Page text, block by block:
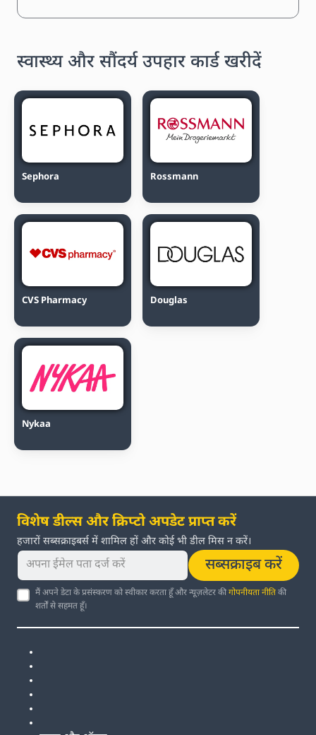
स्वास्थ्य और सौंदर्य उपहार कार्ड खरीदें
Sephora Rossmann
CVS Pharmacy Douglas
Nykaa
विशेष डील्स और क्रिप्टो अपडेट प्राप्त करें
हजारों सब्सक्राइबर्स में शामिल हों और कोई भी डील मिस न करें।
सब्सक्राइब करें
मैं अपने डेटा के प्रसंस्करण को स्वीकार करता हूँ और न्यूज़लेटर कीगोपनीयता नीतिकी
शर्तों से सहमत हूँ।